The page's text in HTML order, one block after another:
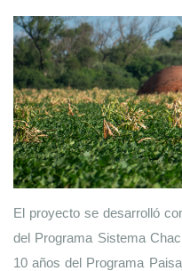
El proyecto se desarrolló
del Programa Sistema
10 años del Programa